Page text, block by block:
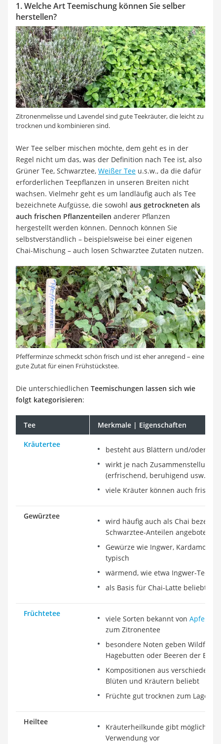
1. Welche Art Teemischung können Sie selber
herstellen?
Zitronenmelisse und Lavendel sind gute Teekräuter, die leicht zu
trocknen und kombinieren sind.
Wer Tee selber mischen möchte, dem geht es in der
Regel nicht um das, was der Definition nach Tee ist, also
Grüner Tee, Schwarztee, Weißer Tee u.s.w., da die dafür
erforderlichen Teepflanzen in unseren Breiten nicht
wachsen. Vielmehr geht es um landläufig auch als Tee
bezeichnete Aufgüsse, die sowohl aus getrockneten als
auch frischen Pflanzenteilen anderer Pflanzen
hergestellt werden können. Dennoch können Sie
selbstverständlich – beispielsweise bei einer eigenen
Chai-Mischung – auch losen Schwarztee Zutaten nutzen.
Pfefferminze schmeckt schön frisch und ist eher anregend – eine
gute Zutat für einen Frühstückstee.
Die unterschiedlichen Teemischungen lassen sich wie
folgt kategorisieren:
Tee Merkmale | Eigenschaften
Kräutertee
besteht aus Blättern und/oder
wirkt je nach Zusammenstellung
(erfrischend, beruhigend usw.)
viele Kräuter können auch frisch
Gewürztee
wird häufig auch als Chai
Schwarztee-Anteilen angeboten
Gewürze wie Ingwer, Kardamom,
typisch
wärmend, wie etwa Ingwer-Tee
als Basis für Chai-Latte beliebt
Früchtetee
viele Sorten bekannt von Apfeltee
zum Zitronentee
besondere Noten geben
Hagebutten oder Beeren der
Kompositionen aus
Blüten und Kräutern beliebt
Früchte gut trocknen zum Lagern
Heiltee
Kräuterheilkunde gibt mögliche
Verwendung vor